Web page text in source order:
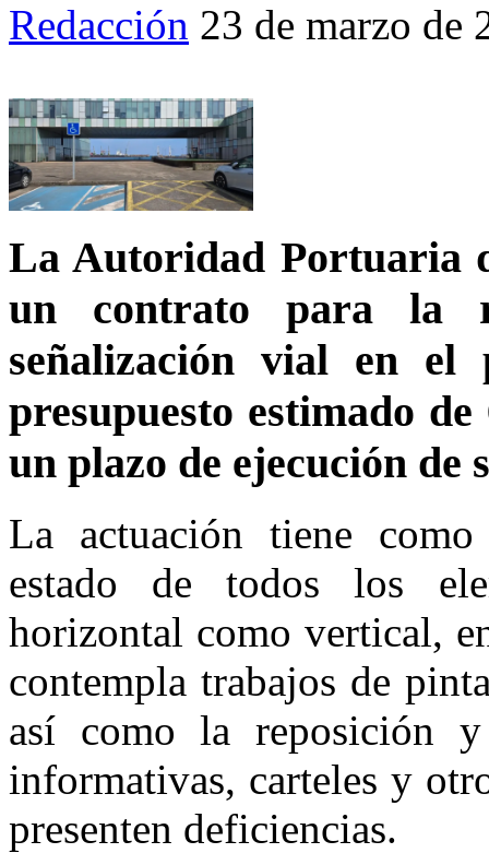
Redacción 23 de marzo de
La Autoridad Portuaria
un contrato para la
señalización vial en
presupuesto estimado
un plazo de ejecución de
La actuación tiene
estado de todos los
horizontal como vertical,
contempla trabajos de
así como la reposición y
informativas, carteles y
presenten deficiencias.